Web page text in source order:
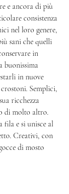
e ancora di più
consistenza
nel loro genere,
sani che quelli
in
buonissima
in nuove
Semplici,
ricchezza
di molto altro.
fila e si unisce al
Creativi, con
di mosto